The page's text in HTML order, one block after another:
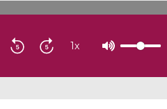
1x